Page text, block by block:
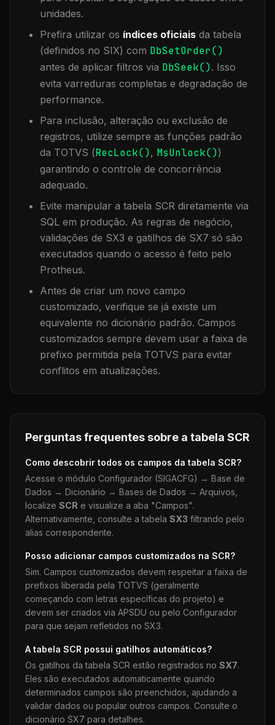
unidades.
Prefira utilizar os índices oficiais da tabela
(definidos no SIX) com DbSetOrder()
antes de aplicar filtros via DbSeek(). Isso
evita varreduras completas e degradação de
performance.
Para inclusão, alteração ou exclusão de
registros, utilize sempre as funções padrão
da TOTVS (RecLock(), MsUnlock())
garantindo o controle de concorrência
adequado.
Evite manipular a tabela SCR diretamente via
SQL em produção. As regras de negócio,
validações de SX3 e gatilhos de SX7 só são
executados quando o acesso é feito pelo
Protheus.
Antes de criar um novo campo
customizado, verifique se já existe um
equivalente no dicionário padrão. Campos
customizados sempre devem usar a faixa de
prefixo permitida pela TOTVS para evitar
conflitos em atualizações.
Perguntas frequentes sobre a tabela SCR
Como descobrir todos os campos da tabela SCR?
Acesse o módulo Configurador (SIGACFG) → Base de
Dados → Dicionário → Bases de Dados → Arquivos,
localize SCR e visualize a aba "Campos".
Alternativamente, consulte a tabela SX3 filtrando pelo
alias correspondente.
Posso adicionar campos customizados na SCR?
Sim. Campos customizados devem respeitar a faixa de
prefixos liberada pela TOTVS (geralmente
começando com letras específicas do projeto) e
devem ser criados via APSDU ou pelo Configurador
para que sejam refletidos no SX3.
A tabela SCR possui gatilhos automáticos?
Os gatilhos da tabela SCR estão registrados no SX7.
Eles são executados automaticamente quando
determinados campos são preenchidos, ajudando a
validar dados ou popular outros campos. Consulte o
dicionário SX7 para detalhes.